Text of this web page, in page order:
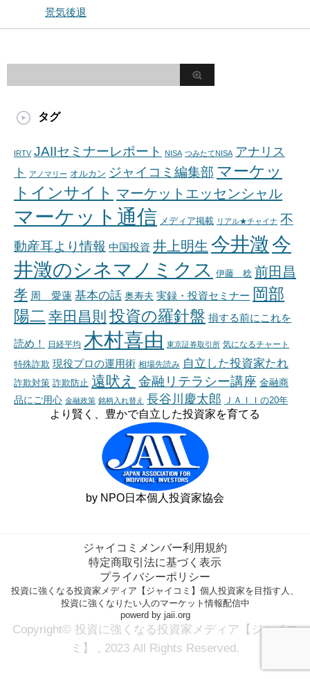
景気後退
タグ
IRTV JAIIセミナーレポート NISA つみたてNISA アナリス
ト
アノマリー オルカン ジャイコミ編集部 マーケッ
トインサイト マーケットエッセンシャル
マーケット通信 メディア掲載 リアル★チャイナ 不
動産耳より情報 中国投資 井上明生 今井澂今
井澂のシネマノミクス 伊藤 稔 前田昌
孝 周 愛蓮 基本の話 奥寿夫 実録・投資セミナー 岡部
陽二 幸田昌則 投資の羅針盤 損する前にこれを
読め！ 日経平均 木村喜由 東京証券取引所 気になるチャート
特殊詐欺 現役プロの運用術 相場先読み 自立した投資家たれ
詐欺対策 詐欺防止 遠吠え 金融リテラシー講座 金融商
品にご用心 金融政策 銘柄入れ替え 長谷川慶太郎 ＪＡＩＩの20年
より賢く、豊かで自立した投資家を育てる
by NPO日本個人投資家協会
ジャイコミメンバー利用規約
特定商取引法に基づく表示
プライバシーポリシー
投資に強くなる投資家メディア【ジャイコミ】個人投資家を目指す人、
投資に強くなりたい人のマーケット情報配信中
powerd by jaii.org
Copyright© 投資に強くなる投資家メディア【ジャイコ
ミ】 , 2023 All Rights Reserved.